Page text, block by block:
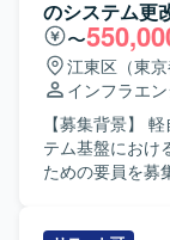
のシステム更
〜
江東区（東京
インフラエ
【募集背景】
テム基盤におけ
ための要員を募集しておりま